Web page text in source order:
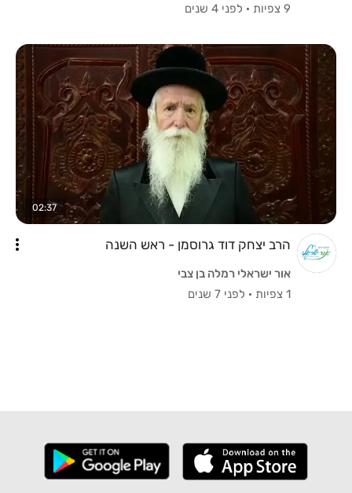
9 צפיות
· לפני 4 שנים
02:37
הרב יצחק דוד גרוסמן - ראש השנה
אור ישראלי רמלה בן צבי
1 צפיות
· לפני 7 שנים